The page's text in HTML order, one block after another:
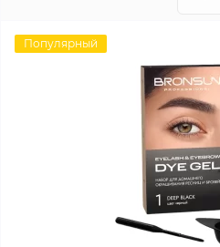
Популярный